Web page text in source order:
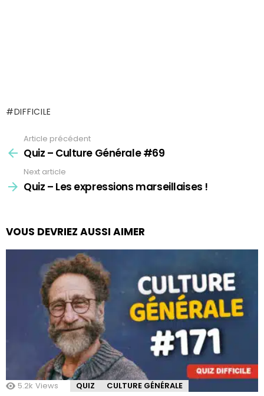
DIFFICILE
more
Article précédent
Quiz – Culture Générale #69
Next article
Quiz – Les expressions marseillaises !
VOUS DEVRIEZ AUSSI AIMER
5.2k Views QUIZ CULTURE GÉNÉRALE